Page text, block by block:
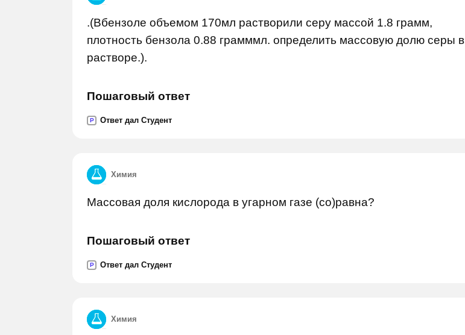
.(Вбензоле объемом 170мл растворили серу массой 1.8 грамм,
плотность бензола 0.88 грамммл. определить массовую долю серы в
растворе.).
Пошаговый ответ
P Ответ дал Студент
Химия
Массовая доля кислорода в угарном газе (co)равна?
Пошаговый ответ
P Ответ дал Студент
Химия